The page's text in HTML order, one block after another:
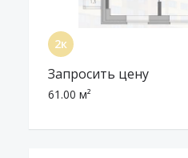
Запросить цену
61.00 м²